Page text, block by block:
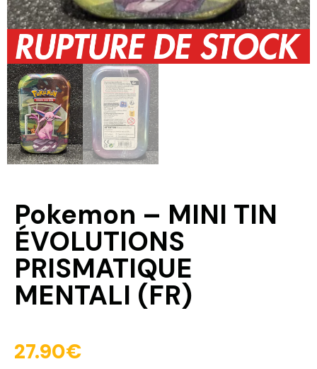
Pokemon – MINI TIN
ÉVOLUTIONS
PRISMATIQUE
MENTALI (FR)
27.90€